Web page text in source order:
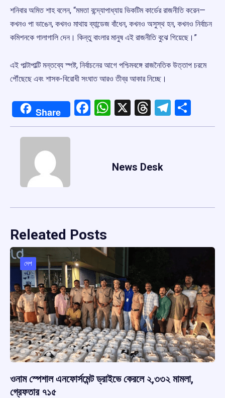
শনিবার অমিত শাহ বলেন, “মমতা বন্দ্যোপাধ্যায় ভিকটিম কার্ডের রাজনীতি করেন—
কখনও পা ভাঙেন, কখনও মাথায় ব্যান্ডেজ বাঁধেন, কখনও অসুস্থ হন, কখনও নির্বাচন
কমিশনকে গালাগালি দেন। কিন্তু বাংলার মানুষ এই রাজনীতি বুঝে গিয়েছে।”
এই পাল্টাপাল্টি মন্তব্যে স্পষ্ট, নির্বাচনের আগে পশ্চিমবঙ্গে রাজনৈতিক উত্তাপ চরমে
পৌঁছেছে এবং শাসক-বিরোধী সংঘাত আরও তীব্র আকার নিচ্ছে।
Share Facebook
WhatsApp
X Threads
News Desk
Releated Posts
দেশ
ওনাম স্পেশাল এনফোর্সমেন্ট ড্রাইভে কেরলে ২,৩৩২ মামলা,
গ্রেফতার ৭১৫